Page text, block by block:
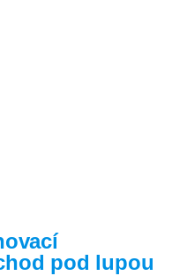
pod lupou